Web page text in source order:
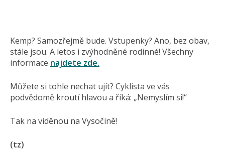
Kemp? Samozřejmě bude. Vstupenky? Ano, bez obav,
stále jsou. A letos i zvýhodněné rodinné! Všechny
informace najdete zde.
Můžete si tohle nechat ujít? Cyklista ve vás
podvědomě kroutí hlavou a říká: „Nemyslím si!“
Tak na viděnou na Vysočině!
(tz)